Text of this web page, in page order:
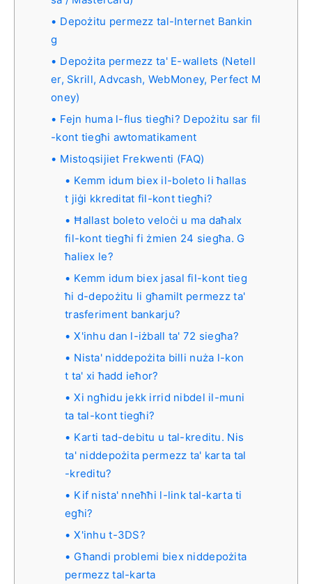
Depożitu permezz tal-Internet Bankin
g
Depożita permezz ta' E-wallets (Netell
er, Skrill, Advcash, WebMoney, Perfect M
oney)
Fejn huma l-flus tiegħi? Depożitu sar fil
-kont tiegħi awtomatikament
Mistoqsijiet Frekwenti (FAQ)
Kemm idum biex il-boleto li ħallas
t jiġi kkreditat fil-kont tiegħi?
Ħallast boleto veloċi u ma daħalx
fil-kont tiegħi fi żmien 24 siegħa. G
ħaliex le?
Kemm idum biex jasal fil-kont tieg
ħi d-depożitu li għamilt permezz ta'
trasferiment bankarju?
X'inhu dan l-iżball ta' 72 siegħa?
Nista' niddepożita billi nuża l-kon
t ta' xi ħadd ieħor?
Xi ngħidu jekk irrid nibdel il-muni
ta tal-kont tiegħi?
Karti tad-debitu u tal-kreditu. Nis
ta' niddepożita permezz ta' karta tal
-kreditu?
Kif nista' nneħħi l-link tal-karta ti
egħi?
X'inhu t-3DS?
Għandi problemi biex niddepożita
permezz tal-karta